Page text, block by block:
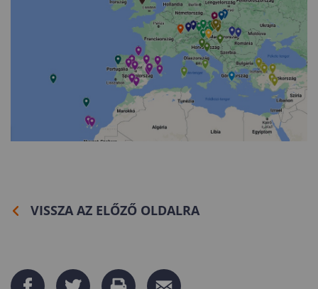
VISSZA AZ ELŐZŐ OLDALRA